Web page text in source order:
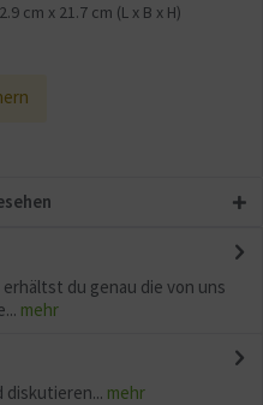
cm x 21.7 cm (L x B x H)
du genau die von uns
mehr
diskutieren... mehr